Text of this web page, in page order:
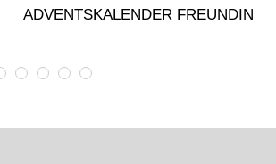
ADVENTSKALENDER FREUNDIN